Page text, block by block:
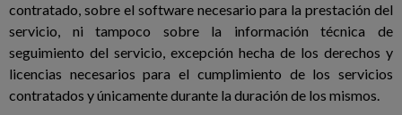
contratado, sobre el software necesario para la prestación del
servicio, ni tampoco sobre la información técnica de
seguimiento del servicio, excepción hecha de los derechos y
licencias necesarios para el cumplimiento de los servicios
contratados y únicamente durante la duración de los mismos.